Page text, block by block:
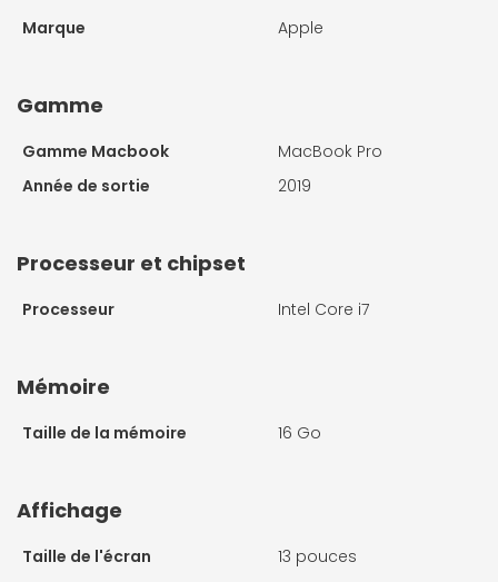
Marque
Apple
Gamme
Gamme Macbook
MacBook Pro
Année de sortie
2019
Processeur et chipset
Processeur Intel Core i7
Mémoire
Taille de la mémoire 16 Go
Affichage
Taille de l'écran
13 pouces